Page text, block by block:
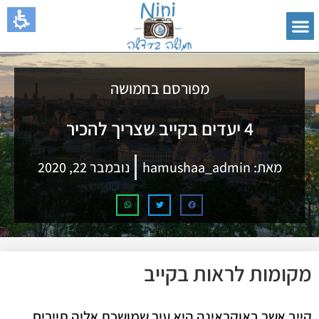
מפורסם בחמושה
4 יעדים בקייב שצריך להכיר
מאת:hamushaa_admin נובמבר 22, 2020
מקומות לראות בקייב